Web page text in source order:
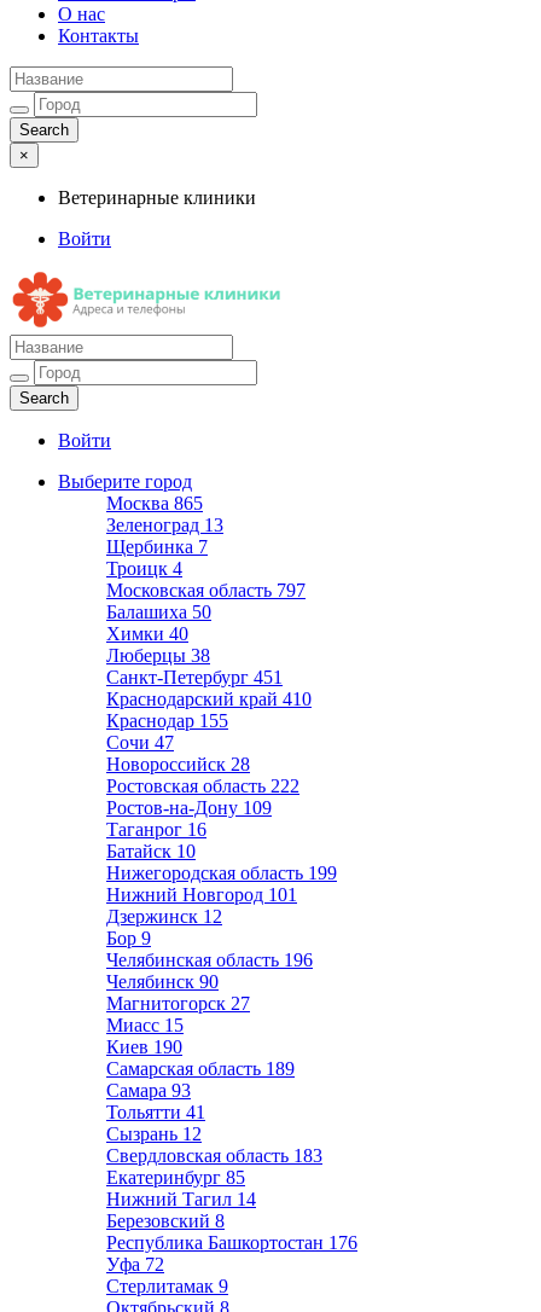
О нас
Контакты
×
Ветеринарные клиники
Войти
Ветеринарные клиники
Адреса и телефоны
Войти
Выберите город
Москва 865
Зеленоград 13
Щербинка 7
Троицк 4
Московская область 797
Балашиха 50
Химки 40
Люберцы 38
Санкт-Петербург 451
Краснодарский край 410
Краснодар 155
Сочи 47
Новороссийск 28
Ростовская область 222
Ростов-на-Дону 109
Таганрог 16
Батайск 10
Нижегородская область 199
Нижний Новгород 101
Дзержинск 12
Бор 9
Челябинская область 196
Челябинск 90
Магнитогорск 27
Миасс 15
Киев 190
Самарская область 189
Самара 93
Тольятти 41
Сызрань 12
Свердловская область 183
Екатеринбург 85
Нижний Тагил 14
Березовский 8
Республика Башкортостан 176
Уфа 72
Стерлитамак 9
Октябрьский 8